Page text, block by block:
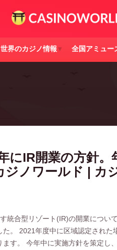
世界のカジノ情報 全国アミュー
にIR開業の方針。
ジノワールド | カ
統合型リゾート(IR)の開業につい
た。 2021年度中に区域認定された
す。 今年中に実施方針を策定し